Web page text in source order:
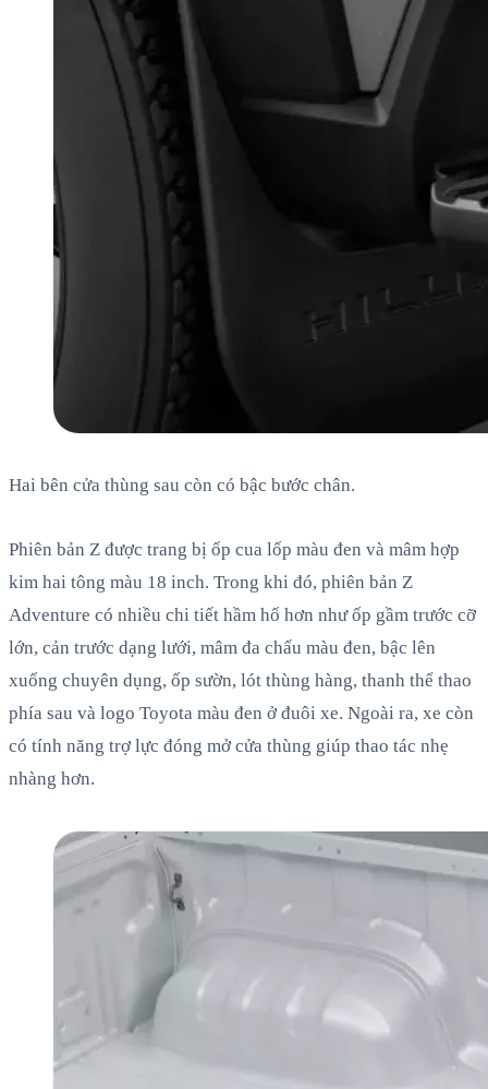
Hai bên cửa thùng sau còn có bậc bước chân.
Phiên bản Z được trang bị ốp cua lốp màu đen và mâm hợp
kim hai tông màu 18 inch. Trong khi đó, phiên bản Z
Adventure có nhiều chi tiết hầm hố hơn như ốp gầm trước cỡ
lớn, cản trước dạng lưới, mâm đa chấu màu đen, bậc lên
xuống chuyên dụng, ốp sườn, lót thùng hàng, thanh thể thao
phía sau và logo Toyota màu đen ở đuôi xe. Ngoài ra, xe còn
có tính năng trợ lực đóng mở cửa thùng giúp thao tác nhẹ
nhàng hơn.